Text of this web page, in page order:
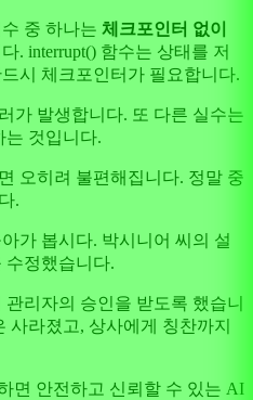
중 하나는 체크포인터 없이
. interrupt() 함수는 상태를 저
시 체크포인터가 필요합니다.
가 발생합니다. 또 다른 실수는
는 것입니다.
오히려 불편해집니다. 정말 중
.
가 봅시다. 박시니어 씨의 설
수정했습니다.
리자의 승인을 받도록 했습니
사라졌고, 상사에게 칭찬까지
면 안전하고 신뢰할 수 있는 AI